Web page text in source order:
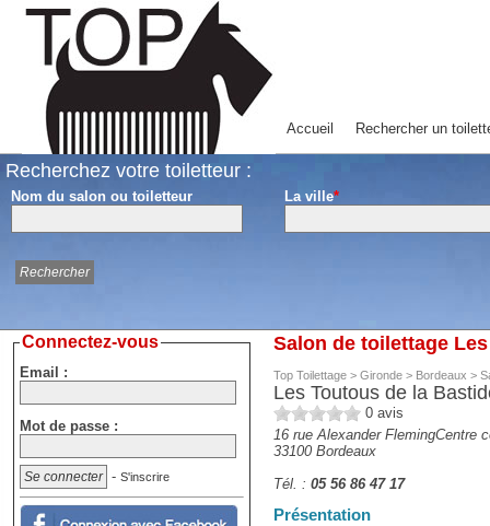
Accueil Rechercher un
Recherchez votre toiletteur :
Nom du salon ou toiletteur La ville*
Salon de toilettage
Top Toilettage > Gironde > Bordeaux >
Les Toutous de la
0 avis
16 rue Alexander FlemingCentre
33100 Bordeaux
Tél. : 05 56 86 47 17
Présentation
Connectez-vous
Email :
Mot de passe :
- S'inscrire